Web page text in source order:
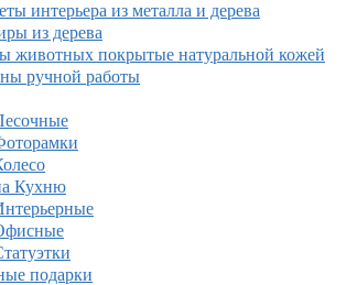
интерьера из металла и дерева
из дерева
животных покрытые натуральной кожей
ручной работы
Кухню
подарки